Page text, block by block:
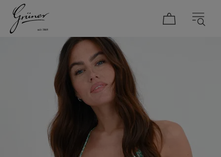
HERREN